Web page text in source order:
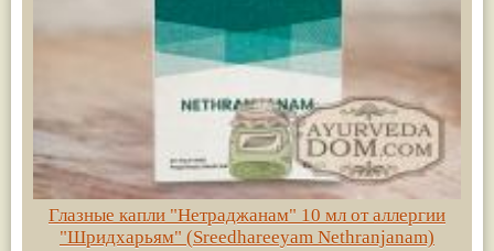
Глазные капли "Нетраджанам" 10 мл от аллергии
"Шридхарьям" (Sreedhareeyam Nethranjanam)